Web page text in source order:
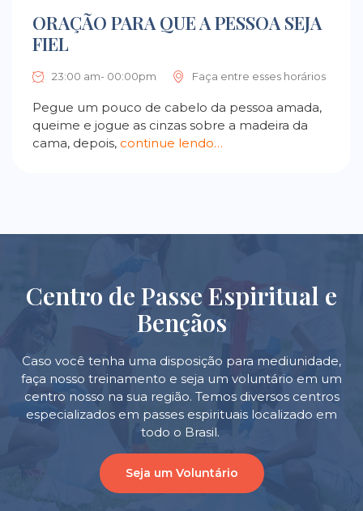
ORAÇÃO PARA QUE A PESSOA SEJA
FIEL
23:00 am- 00:00pm Faça entre esses horários
Pegue um pouco de cabelo da pessoa amada,
queime e jogue as cinzas sobre a madeira da
cama, depois, continue lendo…
Centro de Passe Espiritual e
Bençãos
Caso você tenha uma disposição para mediunidade,
faça nosso treinamento e seja um voluntário em um
centro nosso na sua região. Temos diversos centros
especializados em passes espirituais localizado em
todo o Brasil.
Seja um Voluntário